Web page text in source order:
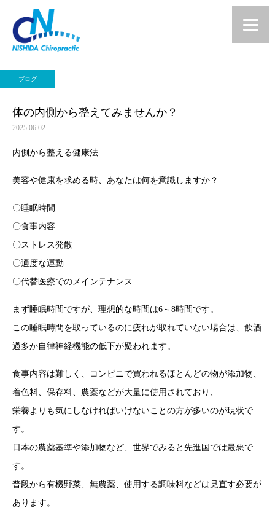
ブログ
体の内側から整えてみませんか？
2025.06.02
内側から整える健康法
美容や健康を求める時、あなたは何を意識しますか？
〇睡眠時間
〇食事内容
〇ストレス発散
〇適度な運動
〇代替医療でのメインテナンス
まず睡眠時間ですが、理想的な時間は6～8時間です。
この睡眠時間を取っているのに疲れが取れていない場合は、飲酒
過多か自律神経機能の低下が疑われます。
食事内容は難しく、コンビニで買われるほとんどの物が添加物、
着色料、保存料、農薬などが大量に使用されており、
栄養よりも気にしなければいけないことの方が多いのが現状で
す。
日本の農薬基準や添加物など、世界でみると先進国では最悪で
す。
普段から有機野菜、無農薬、使用する調味料などは見直す必要が
あります。